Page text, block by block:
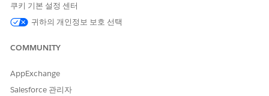
구성 항목 유형
저장을 클릭합니다.
구성 항목이모든 구성 항목
쿠키 기본 설정 센터
귀하의 개인정보 보호 선택
COMMUNITY
AppExchange
Salesforce 관리자